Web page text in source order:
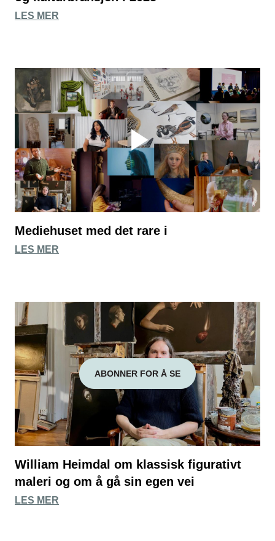
LES MER
Mediehuset med det rare i
LES MER
ABONNER FOR Å SE
William Heimdal om klassisk figurativt
maleri og om å gå sin egen vei
LES MER